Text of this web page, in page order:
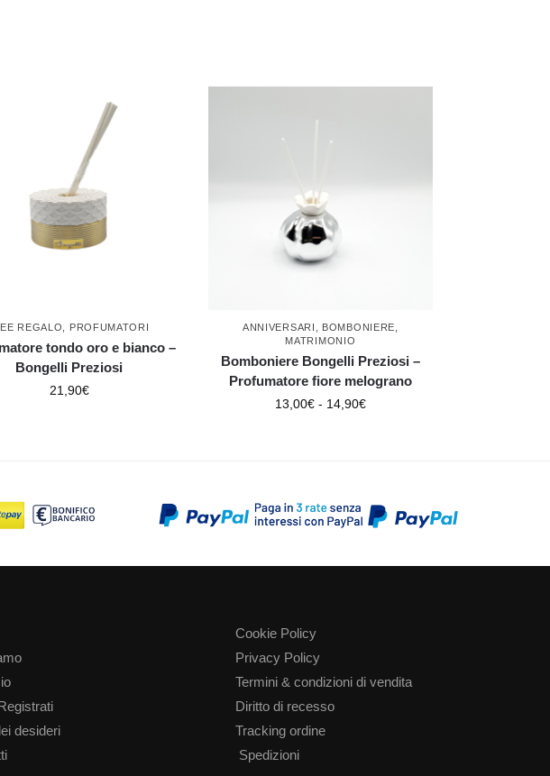
REGALO PROFUMATORI
tondo oro e bianco –
Bongelli Preziosi
21,90€
ANNIVERSARI BOMBONIERE
MATRIMONIO
Bomboniere Bongelli Preziosi –
Profumatore fiore melograno
13,00€ - 14,90€
desideri
Cookie Policy
Privacy Policy
Termini & condizioni di vendita
Diritto di recesso
Tracking ordine
Spedizioni